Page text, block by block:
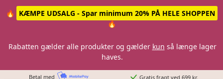
🔥
KÆMPE UDSALG - Spar minimum 20% PÅ HELE SHOPPEN
🔥
Rabatten gælder alle produkter og gælder kun så længe lager
haves.
Betal med Gratis fragt ved 699 kr.